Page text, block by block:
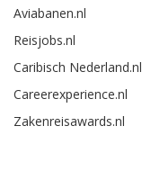
Aviabanen.nl
Reisjobs.nl
Caribisch Nederland.nl
Careerexperience.nl
Zakenreisawards.nl